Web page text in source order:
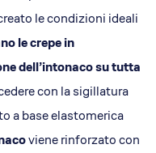
le condizioni ideali
le crepe in
dell’intonaco su tutta
con la sigillatura
a base elastomerica
viene rinforzato con